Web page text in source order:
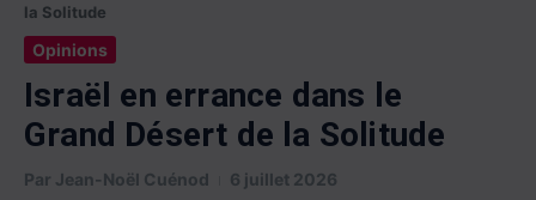
la Solitude
Opinions
Israël en errance dans le
Grand Désert de la Solitude
Par Jean-Noël Cuénod 6 juillet 2026